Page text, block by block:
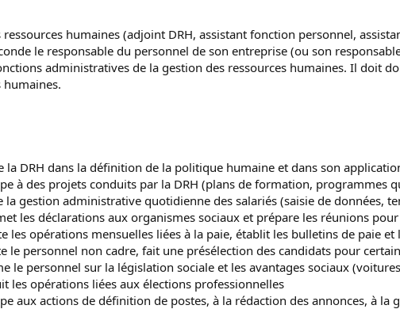
ressources humaines (adjoint DRH, assistant fonction personnel,
le responsable du personnel de son entreprise (ou son
administratives de la gestion des ressources humaines. Il doit
humaines.
la DRH dans la définition de la politique humaine et dans son
à des projets conduits par la DRH (plans de formation, programmes
la gestion administrative quotidienne des salariés (saisie de données,
les déclarations aux organismes sociaux et prépare les réunions
les opérations mensuelles liées à la paie, établit les bulletins de paie
le personnel non cadre, fait une présélection des candidats pour
le personnel sur la législation sociale et les avantages sociaux
les opérations liées aux élections professionnelles
aux actions de définition de postes, à la rédaction des annonces, à